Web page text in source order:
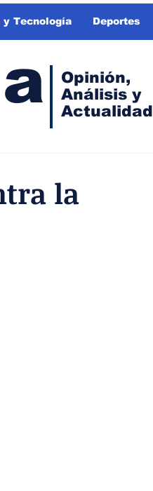
y Tecnología Deportes
Opinión,
Análisis y
Actualidad
la